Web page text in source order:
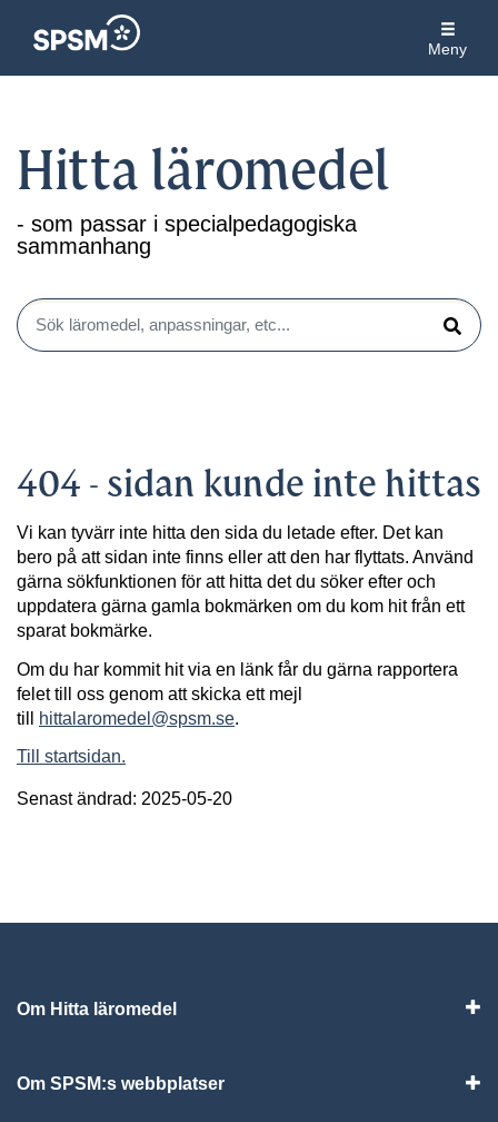
Meny
Hitta läromedel
- som passar i specialpedagogiska
sammanhang
Sök läromedel, anpassningar, etc...
Sök
404 - sidan kunde inte hittas
Vi kan tyvärr inte hitta den sida du letade efter. Det kan
bero på att sidan inte finns eller att den har flyttats. Använd
gärna sökfunktionen för att hitta det du söker efter och
uppdatera gärna gamla bokmärken om du kom hit från ett
sparat bokmärke.
Om du har kommit hit via en länk får du gärna rapportera
felet till oss genom att skicka ett mejl
till
hittalaromedel@spsm.se.
Till startsidan.
Senast ändrad: 2025-05-20
Om Hitta läromedel
Om SPSM:s webbplatser